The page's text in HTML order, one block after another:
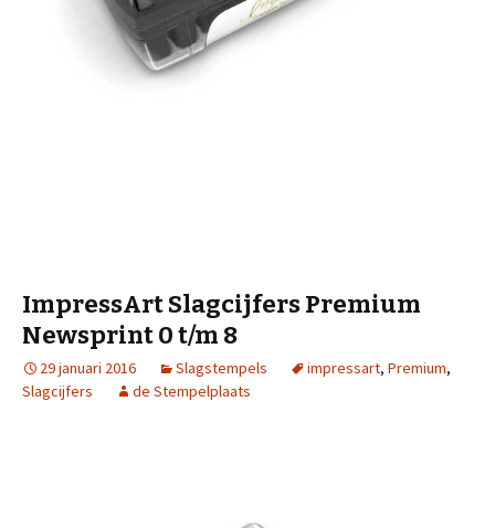
ImpressArt Slagcijfers Premium
Newsprint 0 t/m 8
29 januari 2016 Slagstempels impressart, Premium,
Slagcijfers
de Stempelplaats